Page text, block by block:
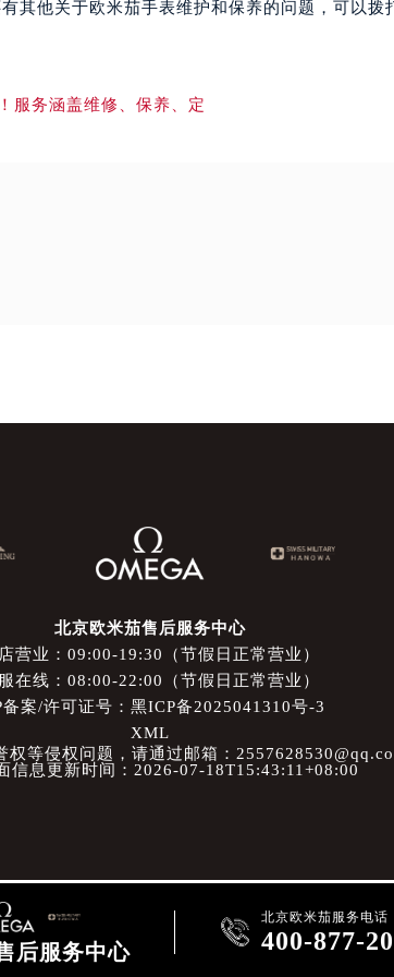
其他关于欧米茄手表维护和保养的问题，可以拨
北京欧米茄售后服务中心
营业：09:00-19:30（节假日正常营业）
在线：08:00-22:00（节假日正常营业）
备案/许可证号：黑ICP备2025041310号-3
XML
等侵权问题，请通过邮箱：
信息更新时间：2026-07-18T15:43:11+08:00
后服务中心
 北京欧米茄服务电话
400-877-